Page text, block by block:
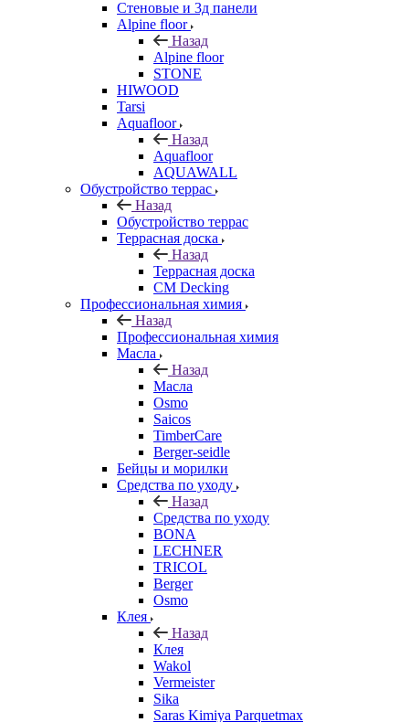
Стеновые и 3д панели
Alpine floor
Назад
Alpine floor
STONE
HIWOOD
Tarsi
Aquafloor
Назад
Aquafloor
AQUAWALL
Обустройство террас
Назад
Обустройство террас
Террасная доска
Назад
Террасная доска
CM Decking
Профессиональная химия
Назад
Профессиональная химия
Масла
Назад
Масла
Osmo
Saicos
TimberCare
Berger-seidle
Бейцы и морилки
Средства по уходу
Назад
Средства по уходу
BONA
LECHNER
TRICOL
Berger
Osmo
Клея
Назад
Клея
Wakol
Vermeister
Sika
Saras Kimiya Parquetmax